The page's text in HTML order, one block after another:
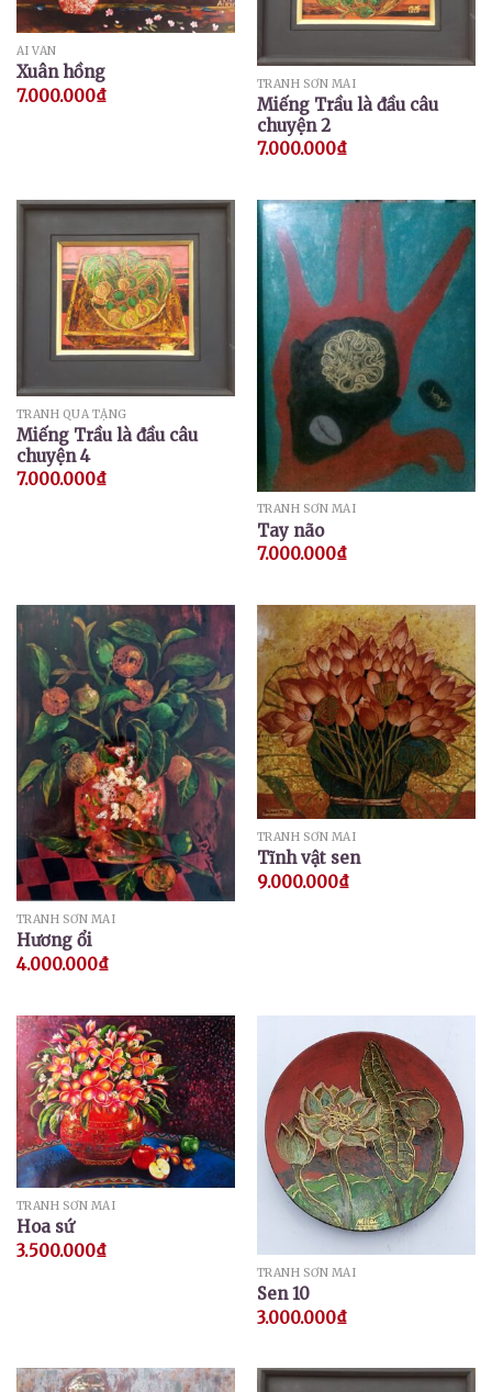
ÁI VÂN
Xuân hồng
7.000.000₫
TRANH SƠN MÀI
Miếng Trầu là đầu câu
chuyện 2
7.000.000₫
TRANH QUÀ TẶNG
Miếng Trầu là đầu câu
chuyện 4
7.000.000₫
TRANH SƠN MÀI
Tay não
7.000.000₫
TRANH SƠN MÀI
Hương ổi
4.000.000₫
TRANH SƠN MÀI
Tĩnh vật sen
9.000.000₫
TRANH SƠN MÀI
Hoa sứ
3.500.000₫
TRANH SƠN MÀI
Sen 10
3.000.000₫